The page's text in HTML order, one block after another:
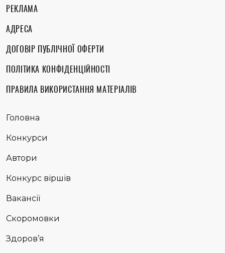
РЕКЛАМА
АДРЕСА
ДОГОВІР ПУБЛІЧНОЇ ОФЕРТИ
ПОЛІТИКА КОНФІДЕНЦІЙНОСТІ
ПРАВИЛА ВИКОРИСТАННЯ МАТЕРІАЛІВ
Головна
Конкурси
Автори
Конкурс віршів
Вакансії
Скоромовки
Здоров’я